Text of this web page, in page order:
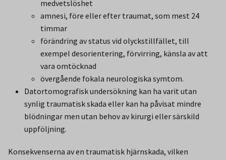
medvetslöshet
amnesi, före eller efter traumat, som mest 24
timmar
förändring av status vid olyckstillfället, till
exempel desorientering, förvirring, känsla av att
vara omtöcknad
övergående fokala neurologiska symtom.
Datortomografisk undersökning kan ha varit utan
synlig traumatisk skada eller kan ha påvisat mindre
blödningar men utan behov av kirurgi eller särskild
uppföljning.
Konsekvenserna av en traumatisk hjärnskada, vilken